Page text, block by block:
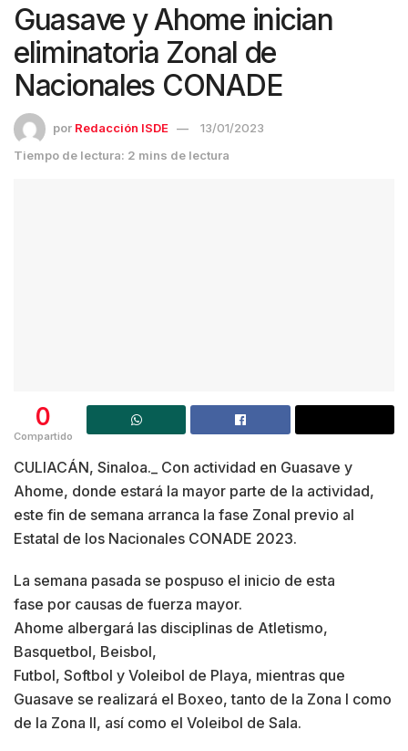
Guasave y Ahome inician
eliminatoria Zonal de
Nacionales CONADE
por Redacción ISDE
13/01/2023
Tiempo de lectura: 2 mins de lectura
0
Compartido
CULIACÁN, Sinaloa._ Con actividad en Guasave y
Ahome, donde estará la mayor parte de la actividad,
este fin de semana arranca la fase Zonal previo al
Estatal de los Nacionales CONADE 2023.
La semana pasada se pospuso el inicio de esta
fase por causas de fuerza mayor.
Ahome albergará las disciplinas de Atletismo,
Basquetbol, Beisbol,
Futbol, Softbol y Voleibol de Playa, mientras que
Guasave se realizará el Boxeo, tanto de la Zona I como
de la Zona II, así como el Voleibol de Sala.